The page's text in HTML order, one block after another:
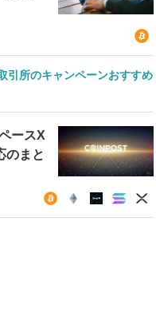
引所のキャンペーンおすすめ
ースX
のまと